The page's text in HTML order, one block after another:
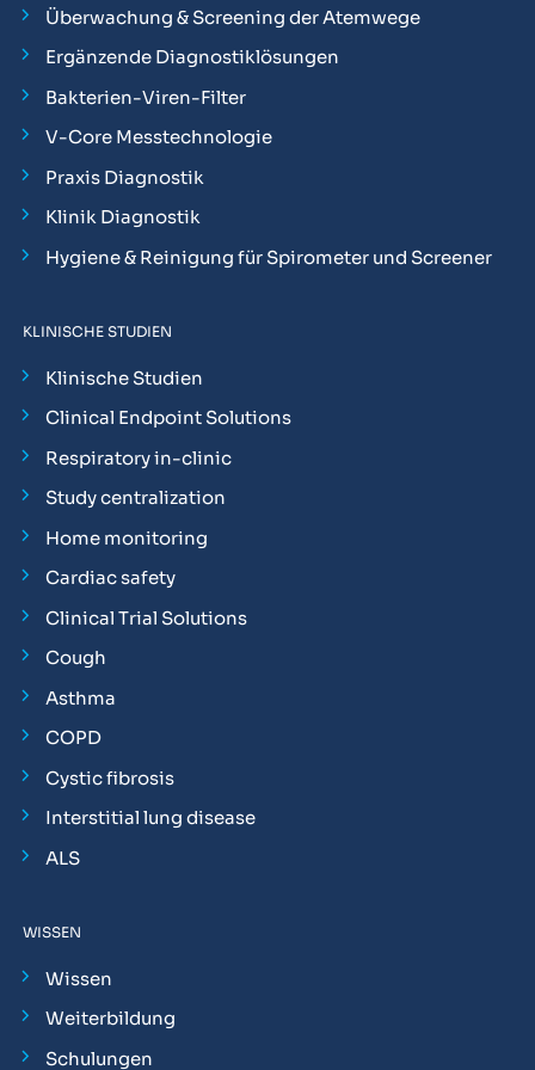
Überwachung & Screening der Atemwege
Ergänzende Diagnostiklösungen
Bakterien-Viren-Filter
V-Core Messtechnologie
Praxis Diagnostik
Klinik Diagnostik
Hygiene & Reinigung für Spirometer und Screener
KLINISCHE STUDIEN
Klinische Studien
Clinical Endpoint Solutions
Respiratory in-clinic
Study centralization
Home monitoring
Cardiac safety
Clinical Trial Solutions
Cough
Asthma
COPD
Cystic fibrosis
Interstitial lung disease
ALS
WISSEN
Wissen
Weiterbildung
Schulungen